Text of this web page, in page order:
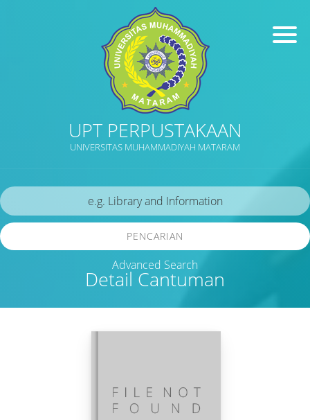
UPT PERPUSTAKAAN
UNIVERSITAS MUHAMMADIYAH MATARAM
Detail Cantuman
PENCARIAN
Advanced Search